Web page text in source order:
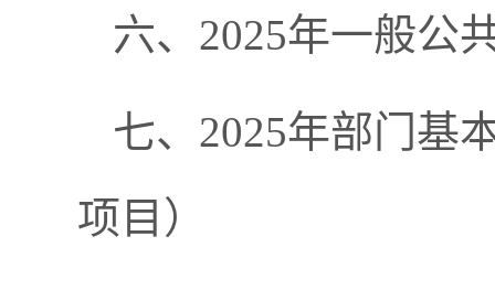
六、2025年一般公
七、2025年部门基
项目）